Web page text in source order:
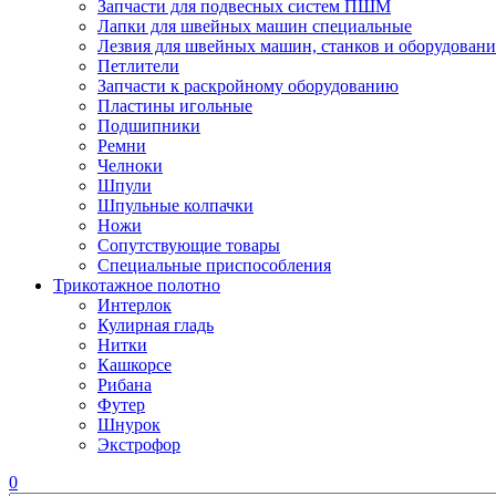
Запчасти для подвесных систем ПШМ
Лапки для швейных машин специальные
Лезвия для швейных машин, станков и
Петлители
Запчасти к раскройному оборудованию
Пластины игольные
Подшипники
Ремни
Челноки
Шпули
Шпульные колпачки
Ножи
Сопутствующие товары
Специальные приспособления
Трикотажное полотно
Интерлок
Кулирная гладь
Нитки
Кашкорсе
Рибана
Футер
Шнурок
Экстрофор
0